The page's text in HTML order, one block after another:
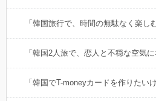
「韓国旅行で、時間の無駄なく楽し
「韓国2人旅で、恋人と不穏な空気
「韓国でT-moneyカードを作りたい